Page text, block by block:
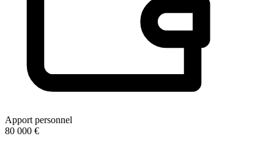
Apport personnel
80 000 €